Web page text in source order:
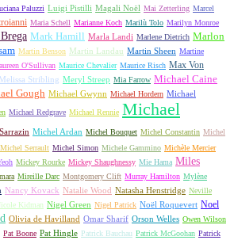
Paluzzi Luigi Pistilli Magali Noël Mai Zetterling Marcel
Maria Schell Marianne Koch Marilù Tolo Marilyn Monroe
Mark Hamill Marla Landi Marlene Dietrich Marlon
Martin Benson Martin Landau Martin Sheen Martine
O'Sullivan Maurice Chevalier Maurice Risch Max Von
Melissa Stribling Meryl Streep Mia Farrow Michael Caine
Gough Michael Gwynn Michael Hordern Michael
Michael Redgrave Michael Rennie Michael
Michel Ardan Michel Bouquet Michel Constantin Michel
Michel Serrault Michel Simon Michele Gammino Michèle Mercier
Mickey Rourke Mickey Shaughnessy Mie Hama Miles
Mireille Darc Montgomery Clift Murray Hamilton Mylène
Nancy Kovack Natalie Wood Natasha Henstridge Neville
Kidman Nigel Green Nigel Patrick Noël Roquevert Noel
Olivia de Havilland Omar Sharif Orson Welles Owen Wilson
Pat Boone Pat Hingle Patrick Bauchau Patrick McGoohan Patrick